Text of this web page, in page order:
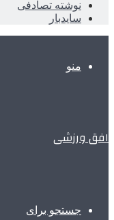
نوشته تصادفی
سایدبار
منو
افق ورزشی
جستجو برای